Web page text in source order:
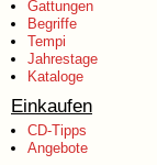
Gattungen
Begriffe
Tempi
Jahrestage
Kataloge
Einkaufen
CD-Tipps
Angebote